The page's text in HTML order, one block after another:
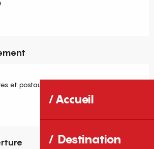
Accueil
Destination
et postaux